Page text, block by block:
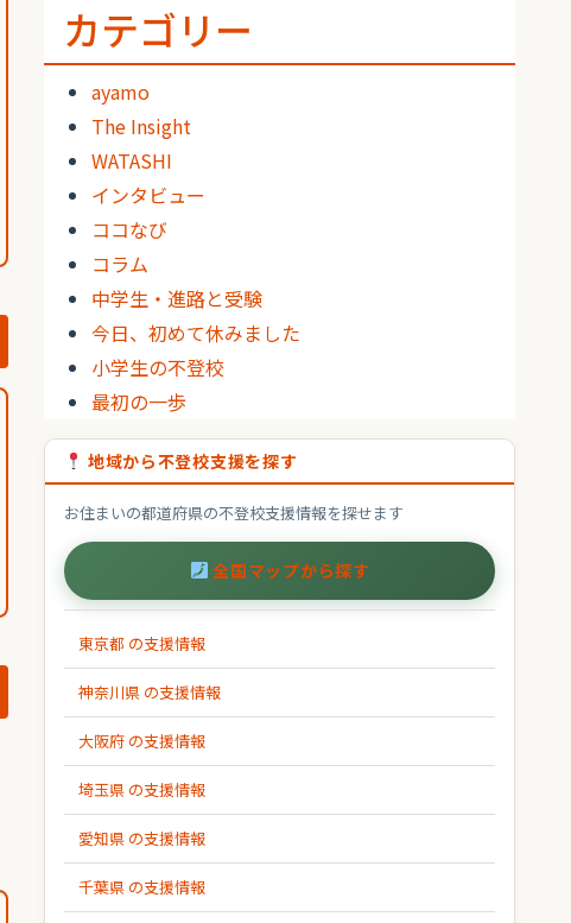
カテゴリー
ayamo
The Insight
WATASHI
インタビュー
ココなび
コラム
中学生・進路と受験
今日、初めて休みました
小学生の不登校
最初の一歩
地域から不登校支援を探す
お住まいの都道府県の不登校支援情報を探せます
全国マップから探す
東京都 の支援情報
神奈川県 の支援情報
大阪府 の支援情報
埼玉県 の支援情報
愛知県 の支援情報
千葉県 の支援情報